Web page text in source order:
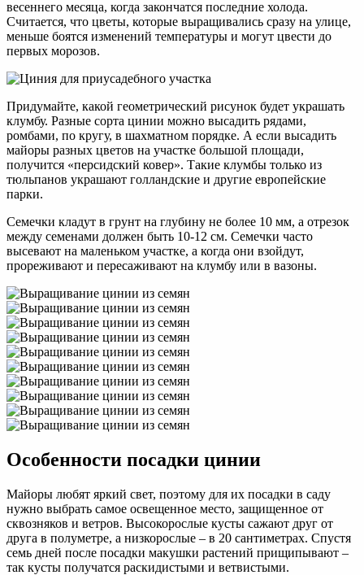
весеннего месяца, когда закончатся последние холода.
Считается, что цветы, которые выращивались сразу на улице,
меньше боятся изменений температуры и могут цвести до
первых морозов.
Придумайте, какой геометрический рисунок будет украшать
клумбу. Разные сорта цинии можно высадить рядами,
ромбами, по кругу, в шахматном порядке. А если высадить
майоры разных цветов на участке большой площади,
получится «персидский ковер». Такие клумбы только из
тюльпанов украшают голландские и другие европейские
парки.
Семечки кладут в грунт на глубину не более 10 мм, а отрезок
между семенами должен быть 10-12 см. Семечки часто
высевают на маленьком участке, а когда они взойдут,
прореживают и пересаживают на клумбу или в вазоны.
Особенности посадки цинии
Майоры любят яркий свет, поэтому для их посадки в саду
нужно выбрать самое освещенное место, защищенное от
сквозняков и ветров. Высокорослые кусты сажают друг от
друга в полуметре, а низкорослые – в 20 сантиметрах. Спустя
семь дней после посадки макушки растений прищипывают –
так кусты получатся раскидистыми и ветвистыми.